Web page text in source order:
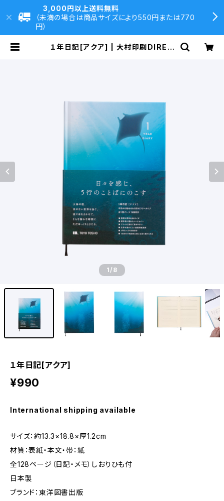
3,000円以上送料無料
（未満の場合は商品サイズにより550円または770
円）
１年日記[アクア] | 大村印刷DIREC
1/8
１年日記[アクア]
¥990
International shipping available
サイズ：約13.3×18.8×厚1.2cm
材質：表紙・本文・帯：紙
全128ページ（日記・メモ）しおりひも付
日本製
ブランド：東洋図書出版